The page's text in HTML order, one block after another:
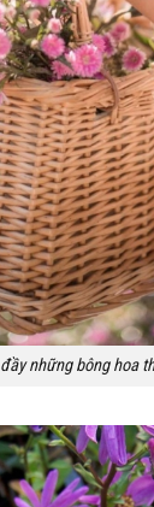
những bông hoa